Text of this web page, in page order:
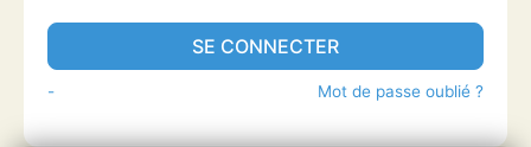
SE CONNECTER
- Mot de passe oublié ?